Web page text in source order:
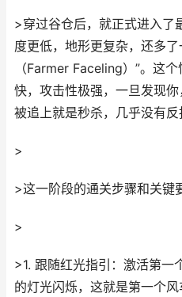
>穿过谷仓后，就正式进入了
度更低，地形更复杂，还多
（Farmer Faceling）”。这
快，攻击性极强，一旦发现你
被追上就是秒杀，几乎没有反
>
>这一阶段的通关步骤和关键
>
>1. 跟随红光指引：激活第一
的灯光闪烁，这就是第一个